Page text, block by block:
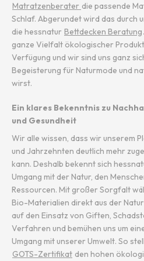
Matratzenberater die passende
Schlaf. Abgerundet wird das durch
die hessnatur Bettdecken Beratung
ganze Vielfalt ökologischer
Verfügung und wir sind uns ganz
Begeisterung für Naturmode und
wirst.
Ein klares Bekenntnis zu
und Gesundheit
Wir alle wissen, dass wir unserem
und Jahrzehnten deutlich mehr
kann. Deshalb bekennt sich
Umgang mit der Natur, den
Ressourcen. Mit großer Sorgfalt
Bio-Materialien direkt aus der
auf den Einsatz von Giften,
Verfahren und bemühen uns um
Umgang mit unserer Umwelt. So
GOTS-Zertifikat den hohen